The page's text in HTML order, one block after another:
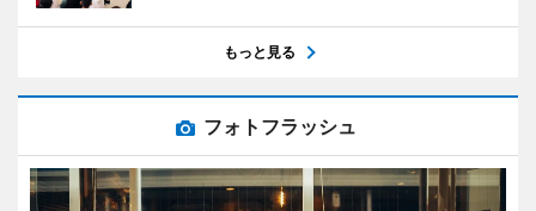
もっと見る
フォトフラッシュ